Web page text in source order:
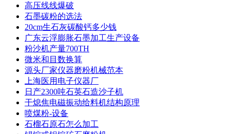
高压线线爆破
石墨碳粉的选法
20cm生石灰碳酸钙多少钱
广东云浮膨胀石墨加工生产设备
粉沙机产量700TH
微米和目数换算
源头厂家仪器磨粉机械范本
上海医用电子仪器厂
日产2300吨石英石造沙子机
干熄焦电磁振动给料机结构原理
喷煤粉-设备
石榴石原石怎么加工